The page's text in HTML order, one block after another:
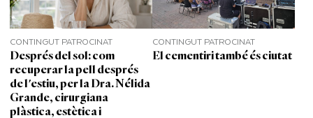
CONTINGUT PATROCINAT
Després del sol: com
recuperar la pell després
de l'estiu, per la Dra. Nélida
Grande, cirurgiana
plàstica, estètica i
CONTINGUT PATROCINAT
El cementiri també és ciutat